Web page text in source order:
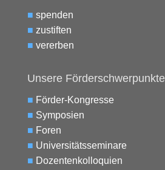
■ spenden
■ zustiften
■ vererben
Unsere Förderschwerpunkte
■ Förder-Kongresse
■ Symposien
■ Foren
■ Universitätsseminare
■ Dozentenkolloquien